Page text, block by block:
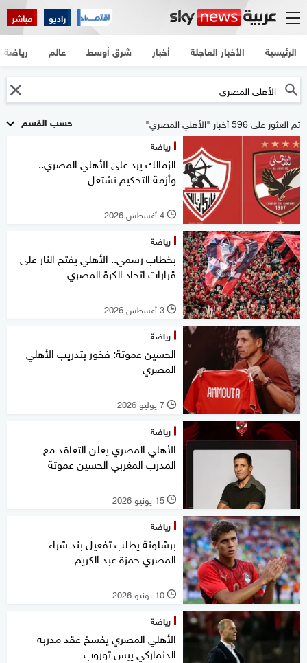
راديو مباشر
الرئيسية الأخبار العاجلة أخبار شرق أوسط عالم رياضة
حسب القسم تم العثور على 596 أخبار "الأهلي المصري"
رياضة
الزمالك يرد على الأهلي المصري..
وأزمة التحكيم تشتعل
l 4 أغسطس 2026
رياضة
بخطاب رسمي.. الأهلي يفتح النار على
قرارات اتحاد الكرة المصري
l 3 أغسطس 2026
رياضة
الحسين عموتة: فخور بتدريب الأهلي
المصري
l 7 يوليو 2026
رياضة
الأهلي المصري يعلن التعاقد مع
المدرب المغربي الحسين عموتة
l 15 يونيو 2026
رياضة
برشلونة يطلب تفعيل بند شراء
المصري حمزة عبد الكريم
l 10 يونيو 2026
رياضة
الأهلي المصري يفسخ عقد مدربه
الدنماركي ييس توروب